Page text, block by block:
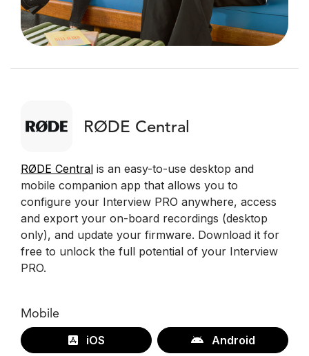
RØDE Central
RØDE Central is an easy-to-use desktop and
mobile companion app that allows you to
configure your Interview PRO anywhere, access
and export your on-board recordings (desktop
only), and update your firmware. Download it for
free to unlock the full potential of your Interview
PRO.
Mobile
iOS Android